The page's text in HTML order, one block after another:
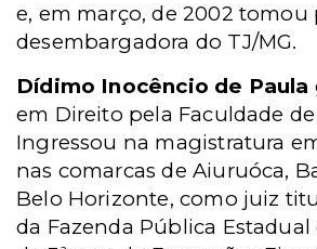
e, em março, de 2002 tomou
desembargadora do TJ/MG.
Dídimo Inocêncio de Paula
em Direito pela Faculdade
Ingressou na magistratura
nas comarcas de Aiuruóca,
Belo Horizonte, como juiz
da Fazenda Pública Estadual